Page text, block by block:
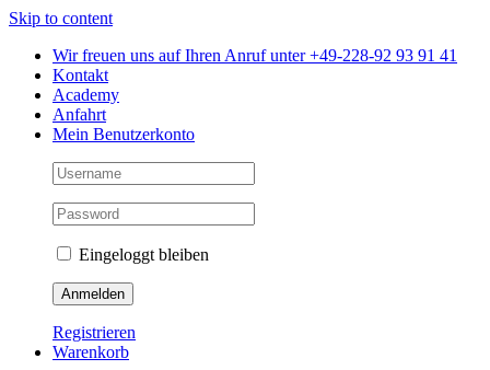
Skip to content
Wir freuen uns auf Ihren Anruf unter +49-228-92 93 91 41
Kontakt
Academy
Anfahrt
Mein Benutzerkonto
Eingeloggt bleiben
Registrieren
Warenkorb